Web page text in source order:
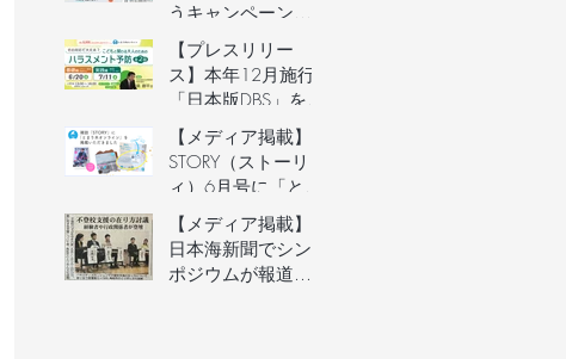
うキャンペーン」
のご案内&7月3日
説明会開催
【プレスリリー
ス】本年12月施行
「日本版DBS」を見
据え、フリースク
ール運営者など子
どもに関わる大人
メント予防講座」
を6月20日(土)にオ
ンライン開催。フ
【メディア掲載】
STORY（ストーリ
ィ）6月号に「とま
り木オンライン」
を掲載いただきま
した！
【メディア掲載】
日本海新聞でシン
ポジウムが報道さ